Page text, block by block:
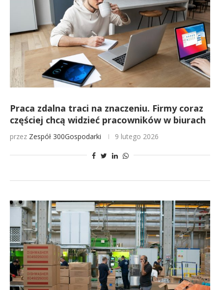
Praca zdalna traci na znaczeniu. Firmy coraz
częściej chcą widzieć pracowników w biurach
przez Zespół 300Gospodarki 9 lutego 2026